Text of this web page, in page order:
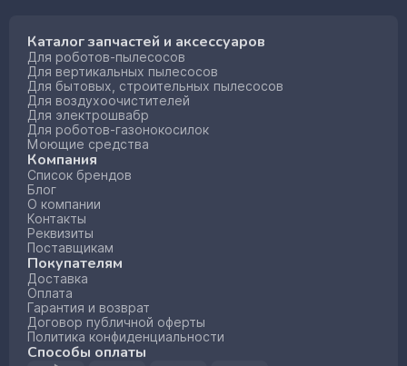
Каталог запчастей и аксессуаров
Для роботов-пылесосов
Для вертикальных пылесосов
Для бытовых, строительных пылесосов
Для воздухоочистителей
Для электрошвабр
Для роботов-газонокосилок
Моющие средства
Компания
Список брендов
Блог
О компании
Контакты
Реквизиты
Поставщикам
Покупателям
Доставка
Оплата
Гарантия и возврат
Договор публичной оферты
Политика конфиденциальности
Способы оплаты